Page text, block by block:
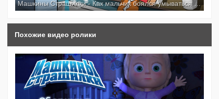
откуда берутся самые распространенные
Машкины Страшилки - Как мальчик боялся умываться (2 серия)
Похожие видео ролики